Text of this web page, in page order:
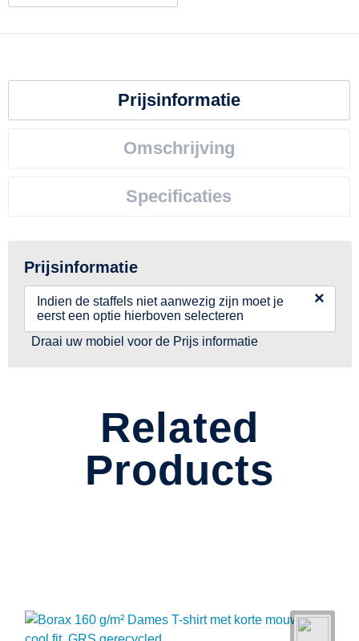
Prijsinformatie
Omschrijving
Specificaties
Prijsinformatie
Indien de staffels niet aanwezig zijn moet je
eerst een optie hierboven selecteren
×
Draai uw mobiel voor de Prijs informatie
Related
Products